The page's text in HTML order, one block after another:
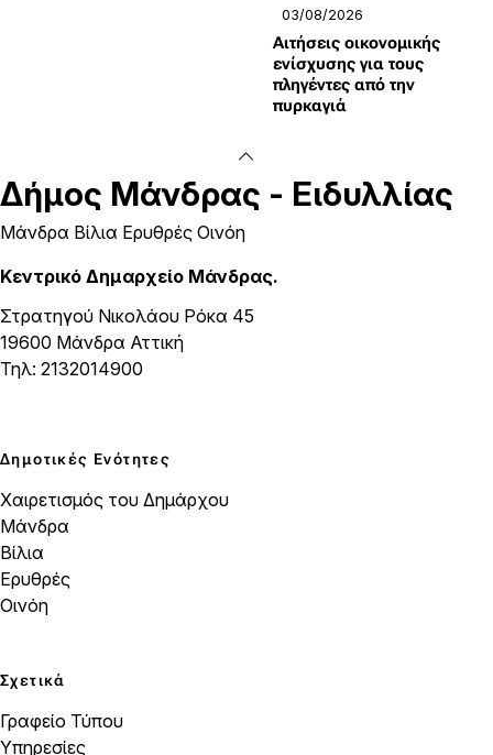
03/08/2026
Αιτήσεις οικονομικής
ενίσχυσης για τους
πληγέντες από την
πυρκαγιά
Δήμος Μάνδρας - Ειδυλλίας
Μάνδρα Βίλια Ερυθρές Οινόη
Κεντρικό Δημαρχείο Μάνδρας.
Στρατηγού Νικολάου Ρόκα 45
19600 Μάνδρα Αττική
Τηλ: 2132014900
Δημοτικές Ενότητες
Χαιρετισμός του Δημάρχου
Μάνδρα
Βίλια
Ερυθρές
Οινόη
Σχετικά
Γραφείο Τύπου
Υπηρεσίες